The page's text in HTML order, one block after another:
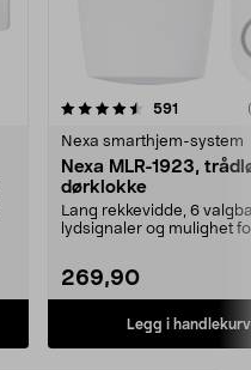
591
Nexa smarthjem-system
Nexa MLR-1923,
dørklokke
Lang rekkevidde, 6
lydsignaler og mulighet
269,90
Legg i handlekurv
4.5 av 5 stjerner